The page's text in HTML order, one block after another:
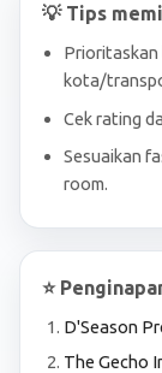
💡 Tips
kota/
Cek rating
Sesuaikan
room.
⭐
D'Season
The Gecho